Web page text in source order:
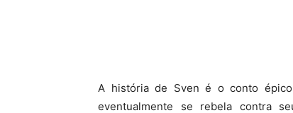
A história de Sven é o conto
eventualmente se rebela contra